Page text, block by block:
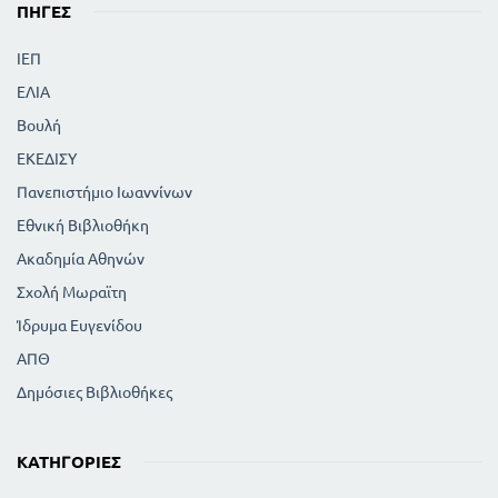
ΠΗΓΈΣ
ΙΕΠ
ΕΛΙΑ
Βουλή
ΕΚΕΔΙΣΥ
Πανεπιστήμιο Ιωαννίνων
Εθνική Βιβλιοθήκη
Ακαδημία Αθηνών
Σχολή Μωραϊτη
Ίδρυμα Ευγενίδου
ΑΠΘ
Δημόσιες Βιβλιοθήκες
ΚΑΤΗΓΟΡΊΕΣ